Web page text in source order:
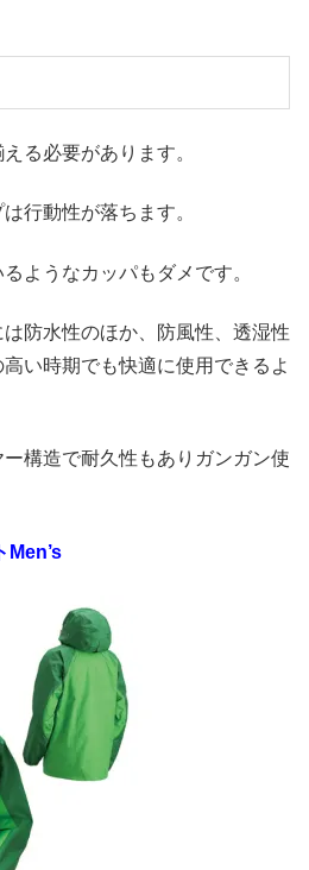
る必要があります。
行動性が落ちます。
ようなカッパもダメです。
防水性のほか、防風性、透湿性
い時期でも快適に使用できるよ
ー構造で耐久性もありガンガン使
Men’s